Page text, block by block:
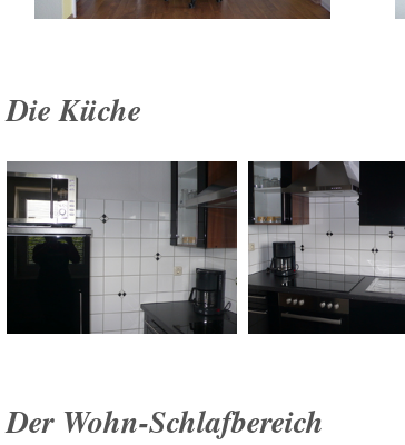
Die Küche
Der Wohn-Schlafbereich